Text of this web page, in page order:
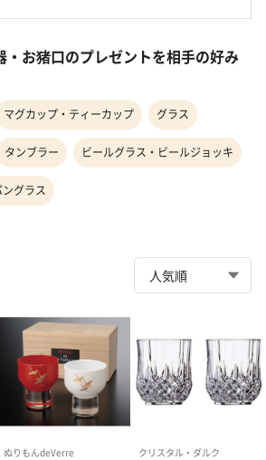
・お猪口のプレゼントを相手の好み
マグカップ・ティーカップ グラス
タンブラー ビールグラス・ビールジョッキ
グラス